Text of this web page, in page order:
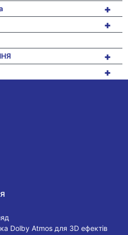
+
+
+
+
Dolby Atmos для 3D ефектів